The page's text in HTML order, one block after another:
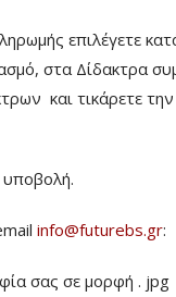
επιλέγετε
στα Δίδακτρα
και τικάρετε
info@futurebs.gr:
σας σε μορφή . jpg